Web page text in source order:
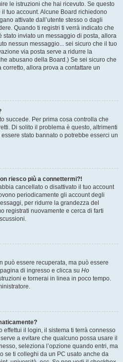
le istruzioni che hai ricevuto. Se questo
tuo account. Alcune Board richiedono
attivate dall’utente stesso o dagli
Quando ti registri ti verrà indicato che
stato inviato un messaggio di posta, allora
nessun messaggio... sei sicuro che il tuo
via posta serve a ridurre la
abusano della Board.) Se sei sicuro che
corretto, allora prova a contattare un
succede. Per prima cosa controlla che
Di solito il problema è questo, altrimenti
stato bannato o potrebbe esserci un
riesco più a connettermi?!
cancellato o disattivato il tuo account
periodicamente gli account degli
per ridurre la grandezza del
registrati nuovamente e cerca di farti
può essere recuperata, ma può essere
di ingresso e clicca su Ho
e tornerai in linea in poco tempo.
effettui il login, il sistema ti terrà connesso
a evitare che qualcuno possa usare il
seleziona l’opzione quando entri, ma
se ti colleghi da un PC usato anche da